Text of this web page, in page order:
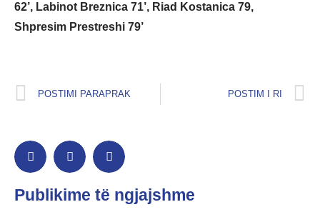
62’, Labinot Breznica 71’, Riad Kostanica 79,
Shpresim Prestreshi 79’
POSTIMI PARAPRAK POSTIM I RI
Publikime të ngjajshme